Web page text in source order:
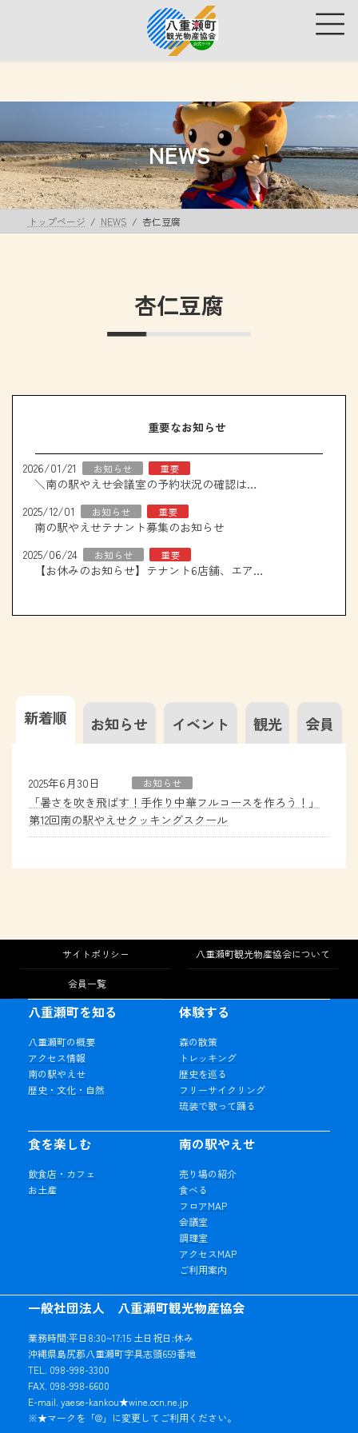
ス
プ
ン
動
NEWS
トップページ NEWS 杏仁豆腐
杏仁豆腐
重要なお知らせ
2026/01/21 お知らせ 重要
＼南の駅やえせ会議室の予約状況の確認はこちら！／
2025/12/01
お知らせ 重要
南の駅やえせテナント募集のお知らせ
2025/06/24
お知らせ 重要
【お休みのお知らせ】テナント6店舗、エアコン取り換え工事について
新着順 お知らせ イベント 観光 会員
2025年6月30日 お知らせ
「暑さを吹き飛ばす！手作り中華フルコースを作ろう！」
第12回南の駅やえせクッキングスクール
サイトポリシー 八重瀬町観光物産協会について
会員一覧
一般社団法人 八重瀬町観光物産協会
業務時間:平日8:30~17:15 土日祝日:休み
沖縄県島尻郡八重瀬町字具志頭659番地
TEL. 098-998-3300
FAX. 098-998-6600
E-mail. yaese-kankou★wine.ocn.ne.jp
※★マークを「@」に変更してご利用ください。
八重瀬町を知る
八重瀬町の概要
アクセス情報
南の駅やえせ
歴史・文化・自然
体験する
森の散策
トレッキング
歴史を巡る
フリーサイクリング
琉装で歌って踊る
食を楽しむ
飲食店・カフェ
お土産
南の駅やえせ
売り場の紹介
食べる
フロアMAP
会議室
調理室
アクセスMAP
ご利用案内